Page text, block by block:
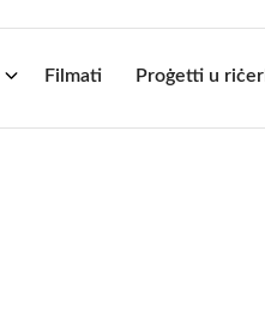
Filmati Proġetti u